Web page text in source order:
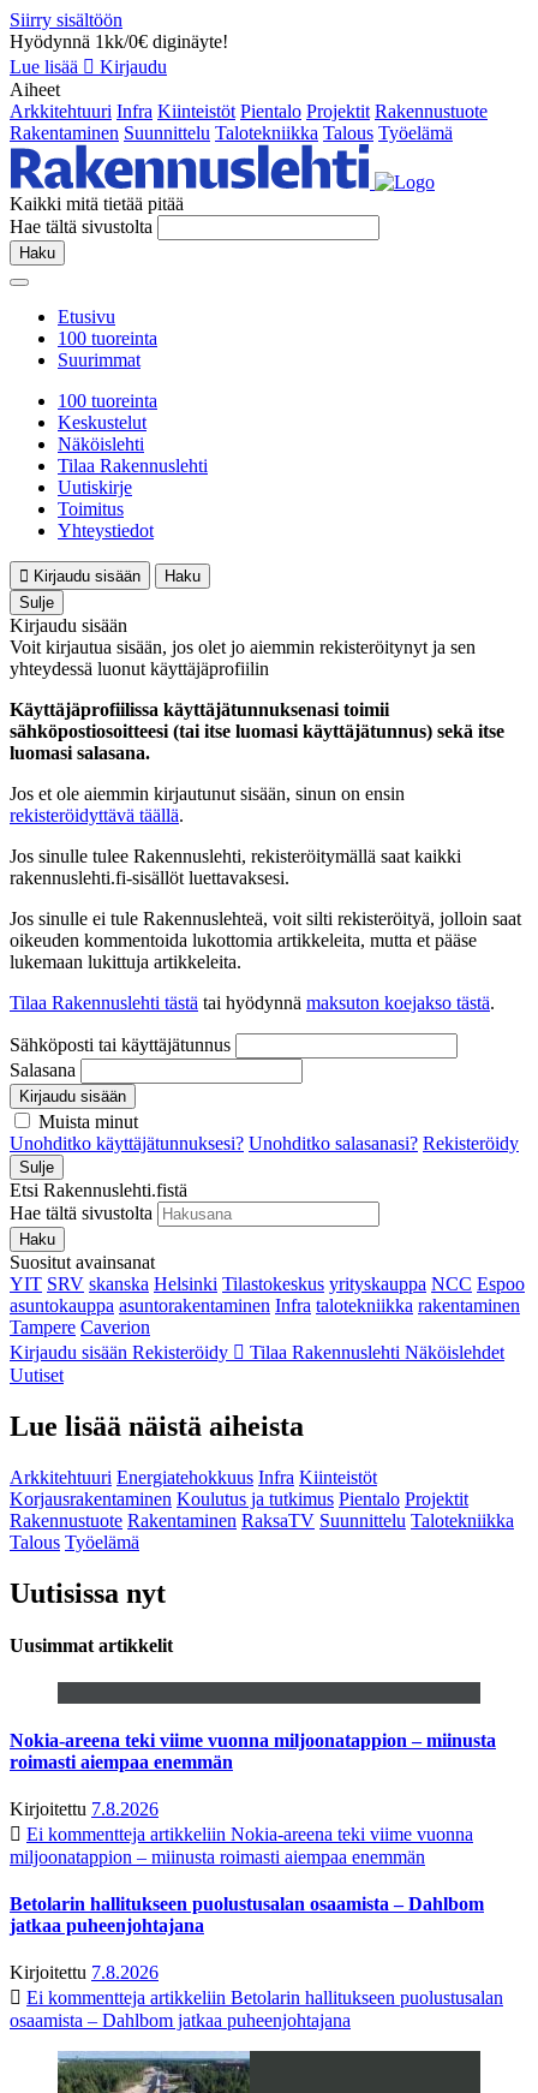
Siirry sisältöön
Hyödynnä 1kk/0€ diginäyte!
Lue lisää
Kirjaudu
Aiheet
Arkkitehtuuri Infra Kiinteistöt Pientalo Projektit Rakennustuote
Rakentaminen Suunnittelu Talotekniikka Talous Työelämä
Kaikki mitä tietää pitää
Hae tältä sivustolta
Haku
Etusivu
100 tuoreinta
Suurimmat
100 tuoreinta
Keskustelut
Näköislehti
Tilaa Rakennuslehti
Uutiskirje
Toimitus
Yhteystiedot
Kirjaudu sisään
Haku
Sulje
Kirjaudu sisään
Voit kirjautua sisään, jos olet jo aiemmin rekisteröitynyt ja sen
yhteydessä luonut käyttäjäprofiilin
Käyttäjäprofiilissa käyttäjätunnuksenasi toimii
sähköpostiosoitteesi (tai itse luomasi käyttäjätunnus) sekä itse
luomasi salasana.
Jos et ole aiemmin kirjautunut sisään, sinun on ensin
rekisteröidyttävä täällä.
Jos sinulle tulee Rakennuslehti, rekisteröitymällä saat kaikki
rakennuslehti.fi-sisällöt luettavaksesi.
Jos sinulle ei tule Rakennuslehteä, voit silti rekisteröityä, jolloin saat
oikeuden kommentoida lukottomia artikkeleita, mutta et pääse
lukemaan lukittuja artikkeleita.
Tilaa Rakennuslehti tästä tai hyödynnä maksuton koejakso tästä.
Sähköposti tai käyttäjätunnus
Salasana
Kirjaudu sisään
Muista minut
Unohditko käyttäjätunnuksesi? Unohditko salasanasi? Rekisteröidy
Sulje
Etsi Rakennuslehti.fistä
Hae tältä sivustolta
Haku
Suositut avainsanat
YIT SRV skanska Helsinki Tilastokeskus yrityskauppa NCC Espoo
asuntokauppa asuntorakentaminen Infra talotekniikka rakentaminen
Tampere Caverion
Kirjaudu sisään Rekisteröidy Tilaa Rakennuslehti Näköislehdet
Uutiset
Lue lisää näistä aiheista
Arkkitehtuuri Energiatehokkuus Infra Kiinteistöt
Korjausrakentaminen Koulutus ja tutkimus Pientalo Projektit
Rakennustuote Rakentaminen RaksaTV Suunnittelu Talotekniikka
Talous Työelämä
Uutisissa nyt
Uusimmat artikkelit
Nokia-areena teki viime vuonna miljoonatappion – miinusta
roimasti aiempaa enemmän
Kirjoitettu 7.8.2026
Ei kommentteja artikkeliin Nokia-areena teki viime vuonna
miljoonatappion – miinusta roimasti aiempaa enemmän
Betolarin hallitukseen puolustusalan osaamista – Dahlbom
jatkaa puheenjohtajana
Kirjoitettu 7.8.2026
Ei kommentteja artikkeliin Betolarin hallitukseen puolustusalan
osaamista – Dahlbom jatkaa puheenjohtajana